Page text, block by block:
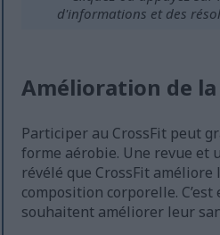
d'informations et des
Amélioration de
Participer au CrossFit peut
forme aérobie. Une revue et
révélé que CrossFit
composition corporelle.
souhaitent améliorer leur